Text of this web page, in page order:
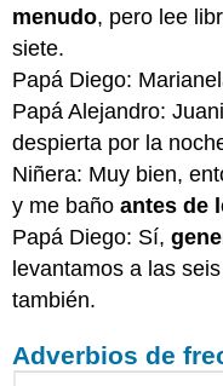
menudo, pero lee
siete.
Papá Diego:
Papá Alejandro:
despierta por la
Niñera: Muy bien,
y me bañoantes de
Papá Diego: Sí,
levantamos a las
también.
Adverbios de